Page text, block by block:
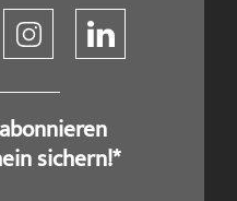
sichern!*